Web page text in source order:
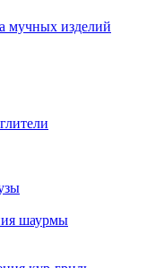
мучных изделий
шаурмы